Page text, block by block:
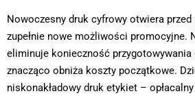
Nowoczesny druk cyfrowy otwiera
zupełnie nowe możliwości promocyjne.
eliminuje konieczność przygotowywania
znacząco obniża koszty początkowe.
niskonakładowy druk etykiet –